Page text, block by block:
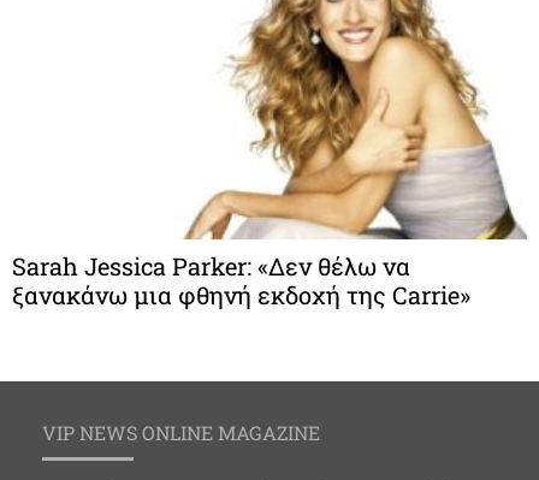
Sarah Jessica Parker: «Δεν θέλω να
ξανακάνω μια φθηνή εκδοχή της Carrie»
VIP NEWS ONLINE MAGAZINE